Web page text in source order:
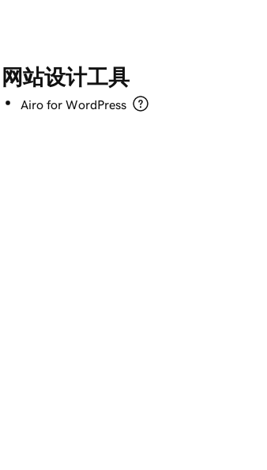
网站设计工具
Airo for WordPress